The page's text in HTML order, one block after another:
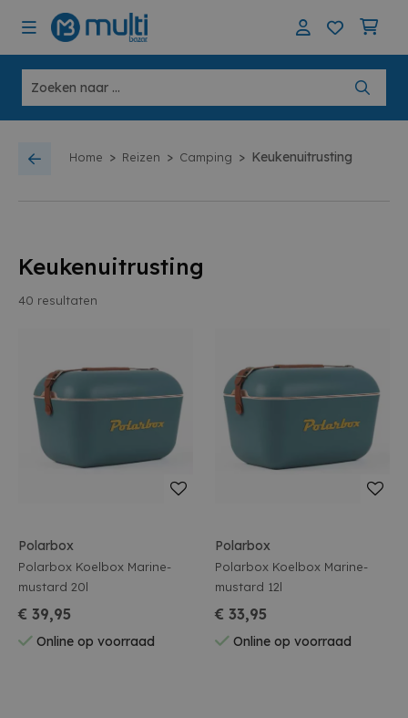
Home > Reizen > Camping > Keukenuitrusting
Keukenuitrusting
40 resultaten
Polarbox
Polarbox Koelbox Marine-
mustard 20l
€ 39,95
Online op voorraad
Polarbox
Polarbox Koelbox Marine-
mustard 12l
€ 33,95
Online op voorraad